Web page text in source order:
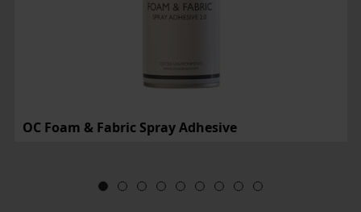
OC Foam & Fabric Spray Adhesive